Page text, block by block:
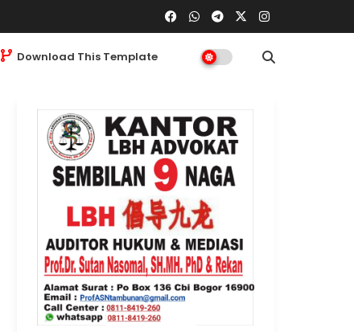
Download This Template